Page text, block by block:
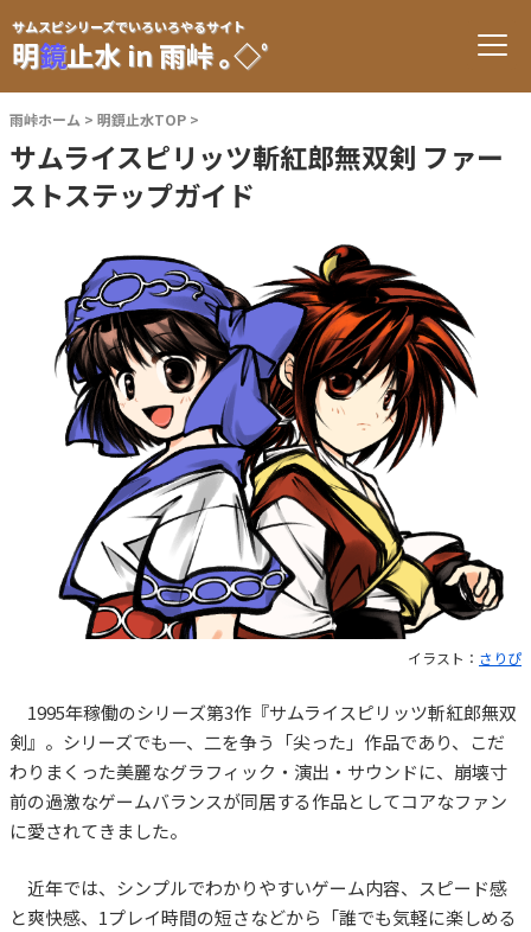
サムスピシリーズでいろいろやるサイト
明鏡止水 in 雨峠 ｡◇ﾟ
雨峠ホーム 明鏡止水TOP
サムライスピリッツ斬紅郎無双剣 ファー
ストステップガイド
イラスト： さりぴ
1995年稼働のシリーズ第3作『サムライスピリッツ斬紅郎無双
剣』。シリーズでも一、二を争う「尖った」作品であり、こだ
わりまくった美麗なグラフィック・演出・サウンドに、崩壊寸
前の過激なゲームバランスが同居する作品としてコアなファン
に愛されてきました。
近年では、シンプルでわかりやすいゲーム内容、スピード感
と爽快感、1プレイ時間の短さなどから「誰でも気軽に楽しめる